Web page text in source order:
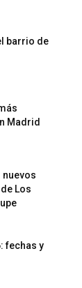
barrio de
Madrid
nuevos
Los
fechas y